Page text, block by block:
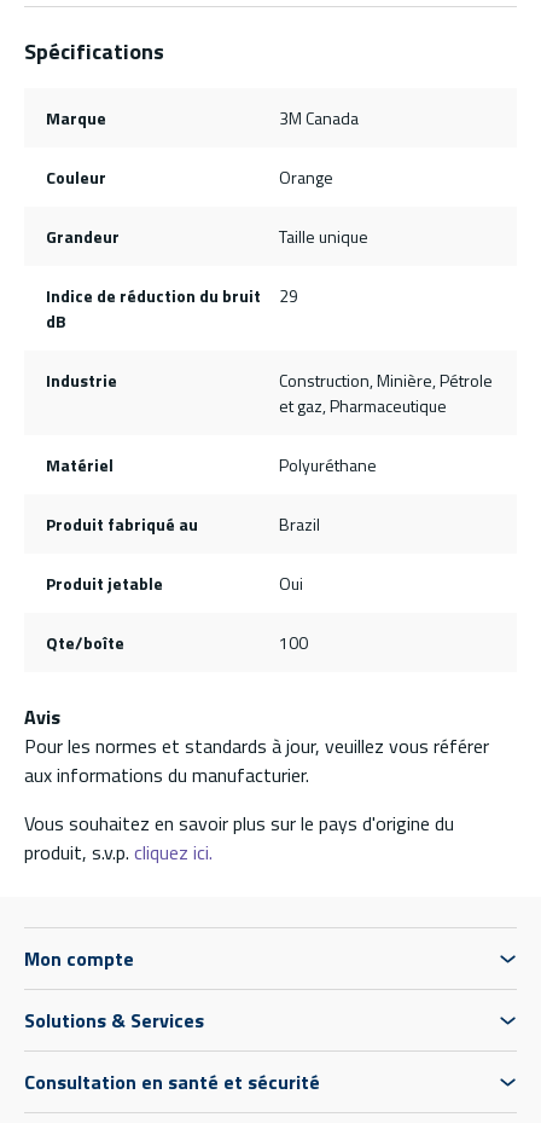
Spécifications
Marque 3M Canada
Couleur Orange
Grandeur Taille unique
Indice de réduction du bruit
dB
29
Industrie
Construction, Minière, Pétrole
et gaz, Pharmaceutique
Matériel Polyuréthane
Produit fabriqué au Brazil
Produit jetable Oui
Qte/boîte 100
Avis
Pour les normes et standards à jour, veuillez vous référer
aux informations du manufacturier.
Vous souhaitez en savoir plus sur le pays d'origine du
produit, s.v.p. cliquez ici.
Mon compte
Solutions & Services
Consultation en santé et sécurité